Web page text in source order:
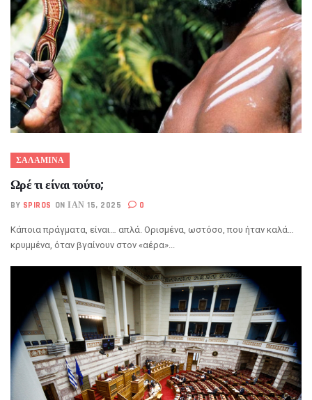
ΣΑΛΑΜΙΝΑ
Ωρέ τι είναι τούτο;
BY SPIROS ON ΙΑΝ 15, 2025 0
Κάποια πράγματα, είναι… απλά. Ορισμένα, ωστόσο, που ήταν καλά…
κρυμμένα, όταν βγαίνουν στον «αέρα»...